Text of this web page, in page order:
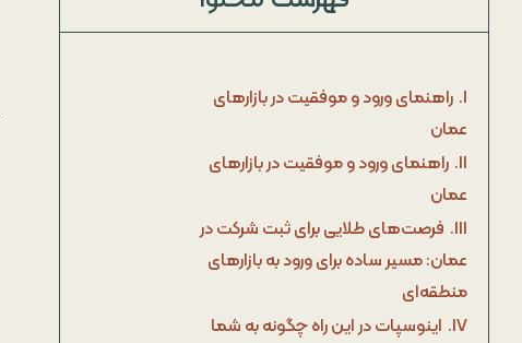
I. راهنمای ورود و موفقیت در بازارهای
عمان
II. راهنمای ورود و موفقیت در بازارهای
عمان
III. فرصت‌های طلایی برای ثبت شرکت در
عمان: مسیر ساده برای ورود به بازارهای
منطقه‌ای
IV. اینوسپات در این راه چگونه به شما